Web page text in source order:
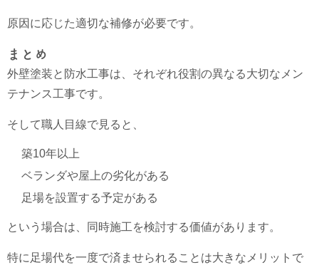
原因に応じた適切な補修が必要です。
まとめ
外壁塗装と防水工事は、それぞれ役割の異なる大切なメン
テナンス工事です。
そして職人目線で見ると、
築10年以上
ベランダや屋上の劣化がある
足場を設置する予定がある
という場合は、同時施工を検討する価値があります。
特に足場代を一度で済ませられることは大きなメリットで